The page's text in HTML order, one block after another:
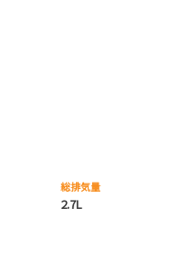
総排気量
2.7L